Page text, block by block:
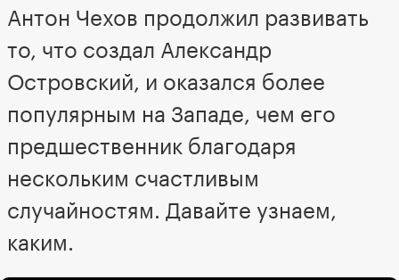
Антон Чехов продолжил развивать
то, что создал Александр
Островский, и оказался более
популярным на Западе, чем его
предшественник благодаря
нескольким счастливым
случайностям. Давайте узнаем,
каким.